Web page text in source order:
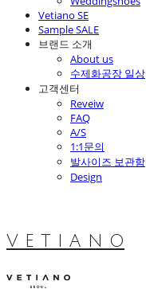
Vetiano SE
Sample SALE
브랜드 소개
About us
수제화공장 일상
고객센터
Reveiw
FAQ
A/S
1:1문의
발사이즈 보관함
Design
V E T I A N O